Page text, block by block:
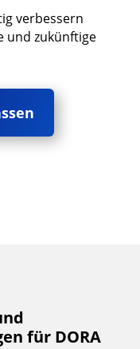
verbessern
und zukünftige
für DORA